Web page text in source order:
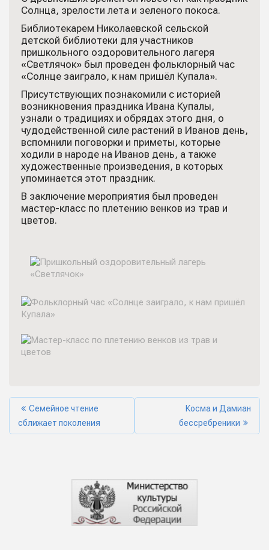
Солнца, зрелости лета и зеленого покоса.
Библиотекарем Николаевской сельской
детской библиотеки для участников
пришкольного оздоровительного лагеря
«Светлячок» был проведен фольклорный час
«Солнце заиграло, к нам пришёл Купала».
Присутствующих познакомили с историей
возникновения праздника Ивана Купалы,
узнали о традициях и обрядах этого дня, о
чудодейственной силе растений в Иванов день,
вспомнили поговорки и приметы, которые
ходили в народе на Иванов день, а также
художественные произведения, в которых
упоминается этот праздник.
В заключение мероприятия был проведен
мастер-класс по плетению венков из трав и
цветов.
Семейное чтение
сближает поколения
Косма и Дамиан
бессребреники